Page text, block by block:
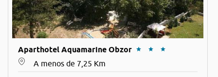
Aparthotel Aquamarine Obzor
A menos de 7,25 Km